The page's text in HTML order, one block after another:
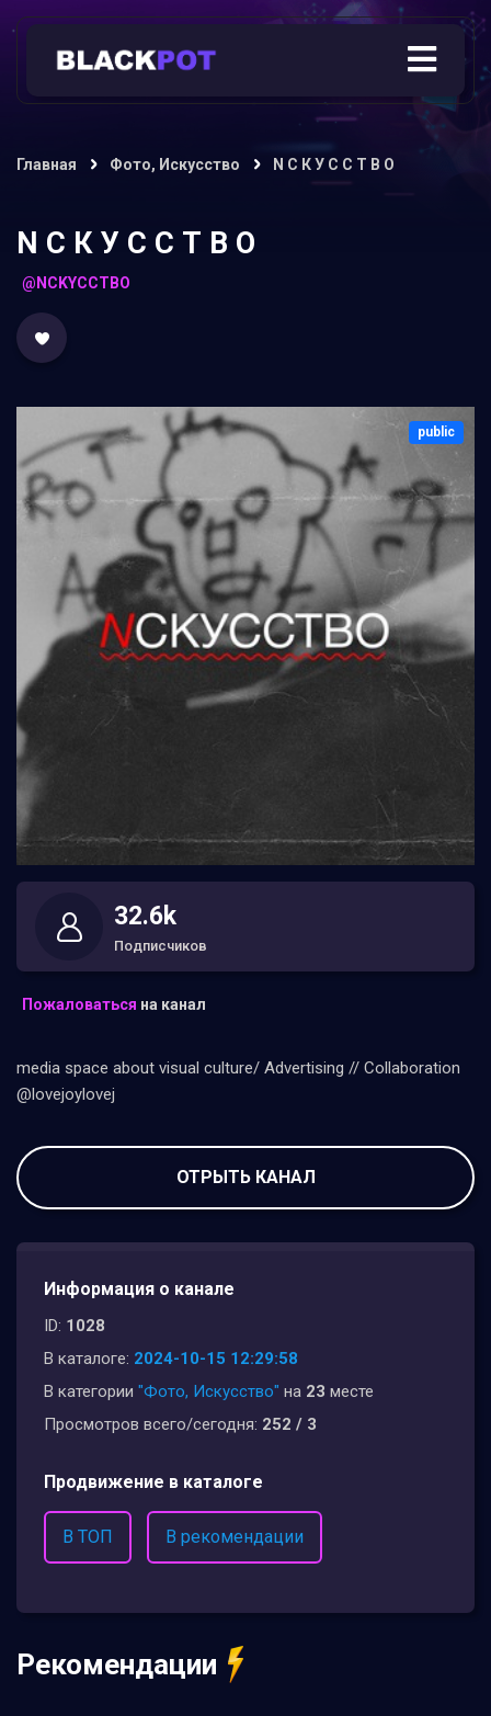
Главная Фото, Искусство N С К У С С Т В О
N С К У С С Т В О
@NCKYCCTBO
public
32.6k
Подписчиков
Пожаловаться на канал
media space about visual culture/ Advertising // Collaboration
@lovejoylovej
ОТРЫТЬ КАНАЛ
Информация о канале
ID: 1028
В каталоге: 2024-10-15 12:29:58
В категории "Фото, Искусство" на 23 месте
Просмотров всего/сегодня: 252 / 3
Продвижение в каталоге
В ТОП В рекомендации
Рекомендации